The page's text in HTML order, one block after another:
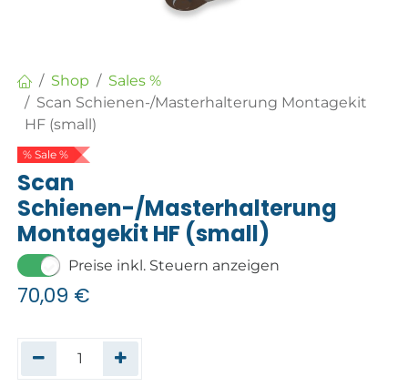
Shop
Sales %
Scan Schienen-/Masterhalterung Montagekit
HF (small)
% Sale %
Scan
Schienen-/Masterhalterung
Montagekit HF (small)
Preise inkl. Steuern anzeigen
70,09 €